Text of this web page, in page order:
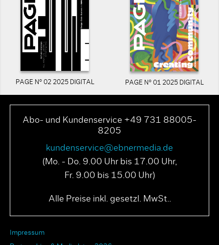
PAGE N° 02 2025 DIGITAL PAGE N° 01 2025 DIGITAL
Abo- und Kundenservice +49 731 88005-
8205
kundenservice@ebnermedia.de
(Mo. - Do. 9.00 Uhr bis 17.00 Uhr,
Fr. 9.00 bis 15.00 Uhr)
Alle Preise inkl. gesetzl. MwSt..
Impressum